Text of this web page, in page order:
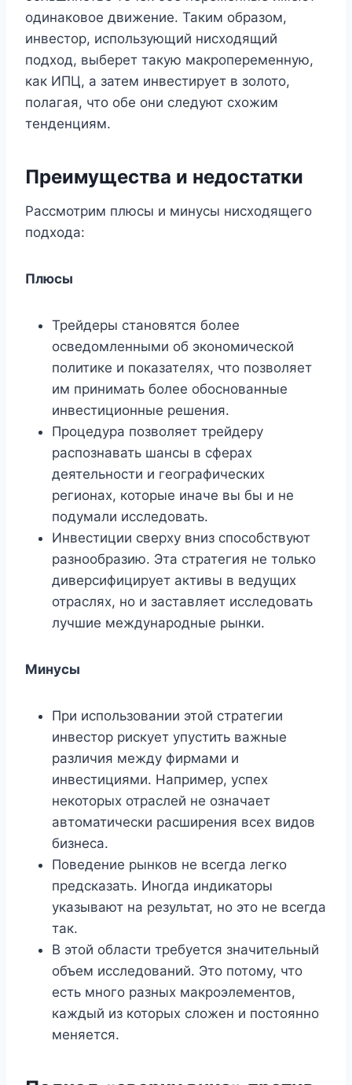
одинаковое движение. Таким образом,
инвестор, использующий нисходящий
подход, выберет такую ​​макропеременную,
как ИПЦ, а затем инвестирует в золото,
полагая, что обе они следуют схожим
тенденциям.
Преимущества и недостатки
Рассмотрим плюсы и минусы нисходящего
подхода:
Плюсы
Трейдеры становятся более
осведомленными об экономической
политике и показателях, что позволяет
им принимать более обоснованные
инвестиционные решения.
Процедура позволяет трейдеру
распознавать шансы в сферах
деятельности и географических
регионах, которые иначе вы бы и не
подумали исследовать.
Инвестиции сверху вниз способствуют
разнообразию. Эта стратегия не только
диверсифицирует активы в ведущих
отраслях, но и заставляет исследовать
лучшие международные рынки.
Минусы
При использовании этой стратегии
инвестор рискует упустить важные
различия между фирмами и
инвестициями. Например, успех
некоторых отраслей не означает
автоматически расширения всех видов
бизнеса.
Поведение рынков не всегда легко
предсказать. Иногда индикаторы
указывают на результат, но это не всегда
так.
В этой области требуется значительный
объем исследований. Это потому, что
есть много разных макроэлементов,
каждый из которых сложен и постоянно
меняется.